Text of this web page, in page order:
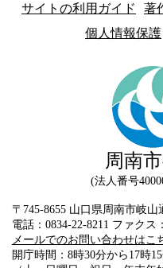
サイトの利用ガイド
著
個人情報保護
周南
法人番号
〒745-8655 山口県周南市岐山
電話：0834-22-8211 ファクス
メールでのお問い合わせはこ
開庁時間：8時30分から17時